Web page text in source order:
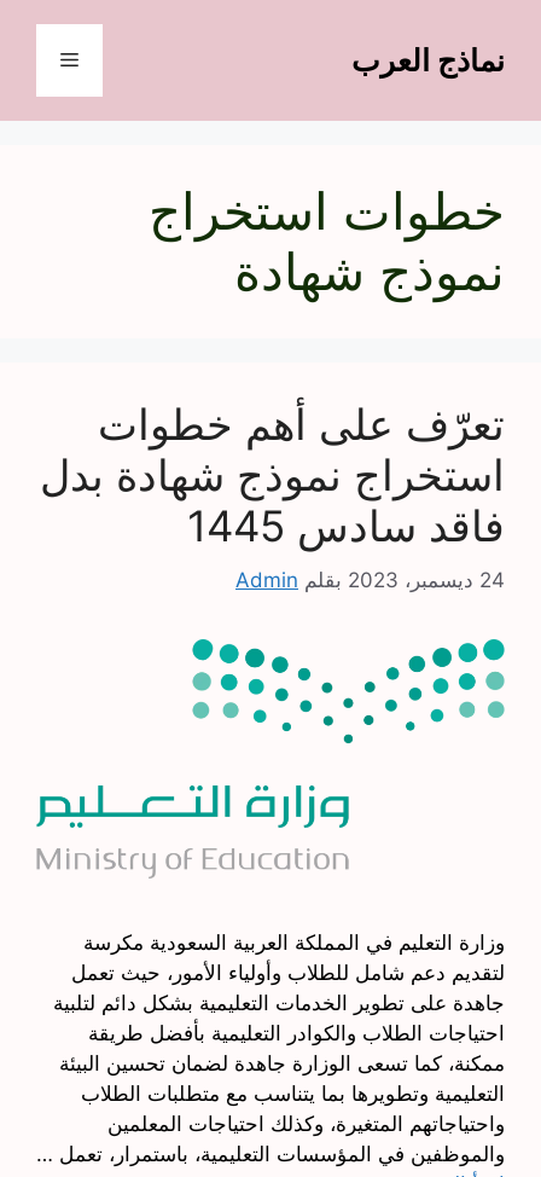
المحتوىنماذج العرب القائمة
خطوات استخراج
نموذج شهادة
تعرّف على أهم خطوات
استخراج نموذج شهادة بدل
فاقد سادس 1445
24 ديسمبر، 2023 بقلم Admin
وزارة التعليم في المملكة العربية السعودية مكرسة
لتقديم دعم شامل للطلاب وأولياء الأمور، حيث تعمل
جاهدة على تطوير الخدمات التعليمية بشكل دائم لتلبية
احتياجات الطلاب والكوادر التعليمية بأفضل طريقة
ممكنة، كما تسعى الوزارة جاهدة لضمان تحسين البيئة
التعليمية وتطويرها بما يتناسب مع متطلبات الطلاب
واحتياجاتهم المتغيرة، وكذلك احتياجات المعلمين
والموظفين في المؤسسات التعليمية، باستمرار، تعمل …